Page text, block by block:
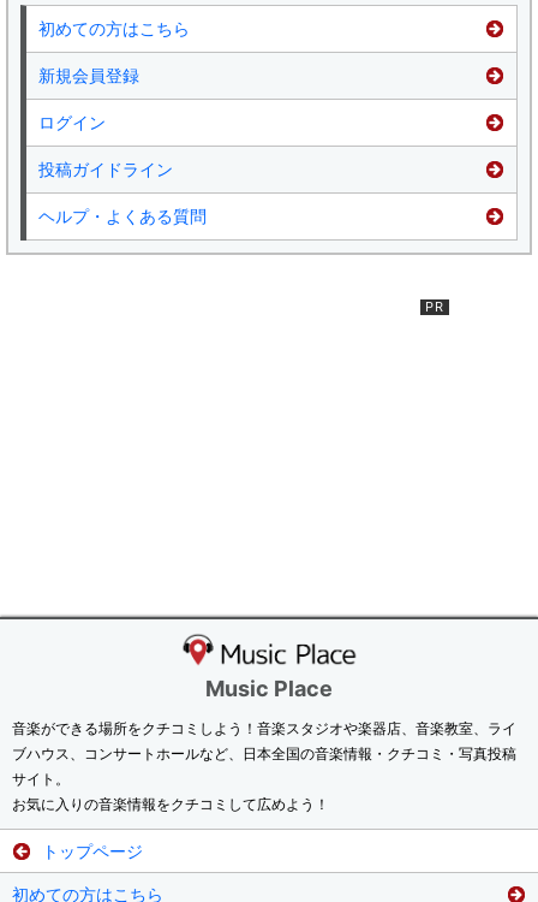
初めての方はこちら
新規会員登録
ログイン
投稿ガイドライン
ヘルプ・よくある質問
Music Place
音楽ができる場所をクチコミしよう！音楽スタジオや楽器店、音楽教室、ライ
ブハウス、コンサートホールなど、日本全国の音楽情報・クチコミ・写真投稿
サイト。
お気に入りの音楽情報をクチコミして広めよう！
トップページ
初めての方はこちら